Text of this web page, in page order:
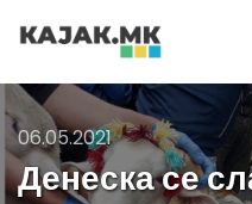
06.05.2021
Денеска се